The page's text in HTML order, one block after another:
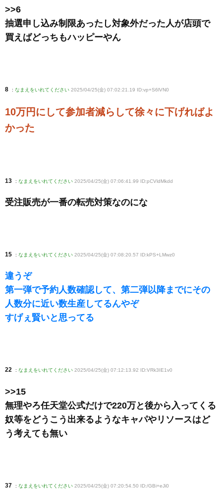
>>6
抽選申し込み制限あったし対象外だった人が店頭で
買えばどっちもハッピーやん
8 : なまえをいれてください 2025/04/25(金) 07:02:21.19 ID:vp+S6lVN0
10万円にして参加者減らして徐々に下げればよ
かった
13 : なまえをいれてください 2025/04/25(金) 07:06:41.99 ID:pCVldMkdd
受注販売が一番の転売対策なのにな
15 : なまえをいれてください 2025/04/25(金) 07:08:20.57 ID:kPS+LMwz0
違うぞ
第一弾で予約人数確認して、第二弾以降までにその
人数分に近い数生産してるんやぞ
すげぇ賢いと思ってる
22 : なまえをいれてください 2025/04/25(金) 07:12:13.92 ID:VRk3IE1v0
>>15
無理やろ任天堂公式だけで220万と後から入ってくる
奴等をどうこう出来るようなキャパやリソースはど
う考えても無い
37 : なまえをいれてください 2025/04/25(金) 07:20:54.50 ID:/GBi+eJi0